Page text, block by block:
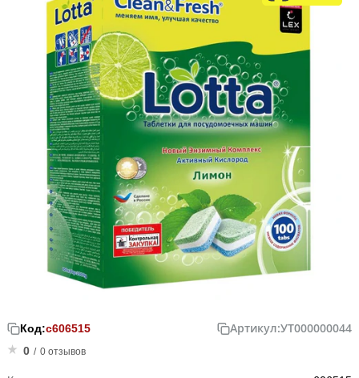
Код:с606515 Артикул:УТ000000044
0 / 0 отзывов